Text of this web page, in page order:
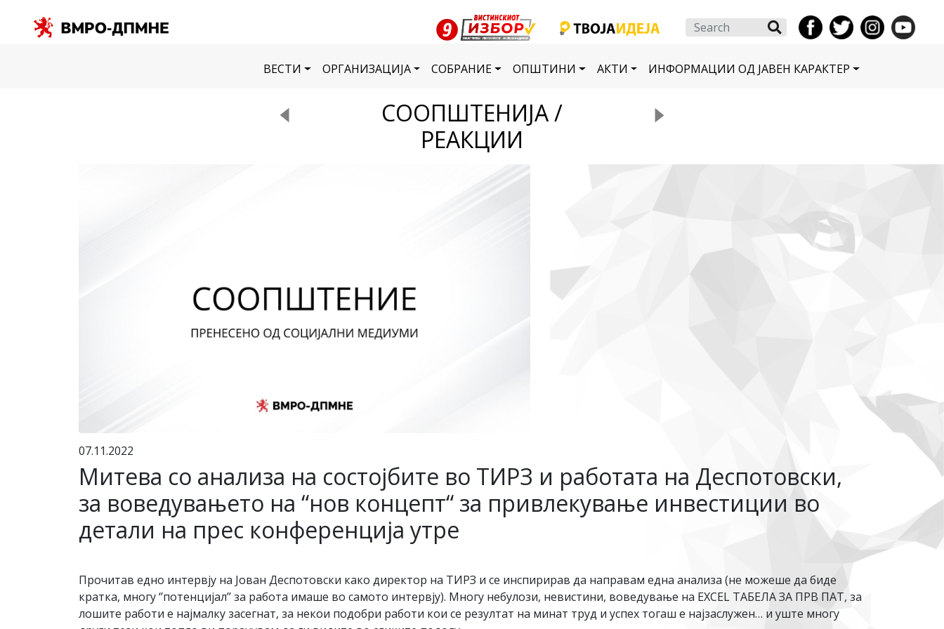
Search
ВЕСТИ ОРГАНИЗАЦИЈА СОБРАНИЕ ОПШТИНИ АКТИ ИНФОРМАЦИИ ОД ЈАВЕН КАРАКТЕР
СООПШТЕНИЈА /
РЕАКЦИИ
07.11.2022
Митева со анализа на состојбите во ТИРЗ и работата на Деспотовски,
за воведувањето на “нов концепт“ за привлекување инвестиции во
детали на прес конференција утре
Прочитав едно интервју на Јован Деспотовски како директор на ТИРЗ и се инспирирав да направам една анализа (не можеше да биде
кратка, многу ‘’потенцијал’’ за работа имаше во самото интервју). Многу небулози, невистини, воведување на EXCEL ТАБЕЛА ЗА ПРВ ПАТ, за
лошите работи е најмалку засегнат, за некои подобри работи кои се резултат на минат труд и успех тогаш е најзаслужен… и уште многу